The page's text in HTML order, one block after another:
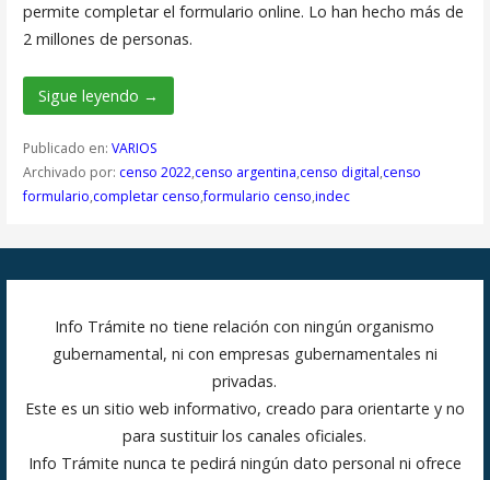
permite completar el formulario online. Lo han hecho más de
2 millones de personas.
Sigue leyendo →
Publicado en: VARIOS
Archivado por: censo 2022,censo argentina,censo digital,censo
formulario,completar censo,formulario censo,indec
Info Trámite no tiene relación con ningún organismo
gubernamental, ni con empresas gubernamentales ni
privadas.
Este es un sitio web informativo, creado para orientarte y no
para sustituir los canales oficiales.
Info Trámite nunca te pedirá ningún dato personal ni ofrece